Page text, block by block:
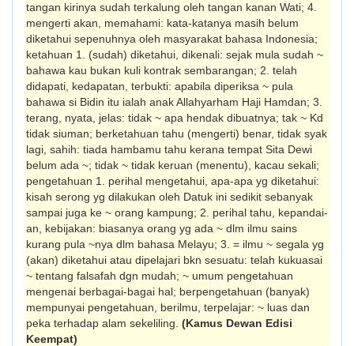
tangan kirinya sudah terkalung oleh tangan kanan Wati; 4.
mengerti akan, memahami: kata-katanya masih belum
diketahui se­penuh­nya oleh masyarakat bahasa Indonesia;
ketahuan 1. (sudah) diketahui, dikenali: sejak mula sudah ~
bahawa kau bukan kuli kontrak sembarangan; 2. telah
didapati, kedapatan, terbukti: apabila diperiksa ~ pula
bahawa si Bidin itu ialah anak Allahyarham Haji Hamdan; 3.
terang, nyata, jelas: tidak ~ apa hendak dibuatnya; tak ~ Kd
tidak siuman; berketahuan tahu (mengerti) benar, tidak syak
lagi, sahih: tiada hambamu tahu kerana tempat Sita Dewi
belum ada ~; tidak ~ tidak keruan (menentu), kacau sekali;
pengetahuan 1. perihal mengetahui, apa-apa yg diketahui:
kisah serong yg dilakukan oleh Datuk ini sedikit sebanyak
sampai juga ke ~ orang kampung; 2. perihal tahu, kepan­dai­
an, kebijakan: biasanya orang yg ada ~ dlm ilmu sains
kurang pula ~nya dlm bahasa Melayu; 3. = ilmu ~ segala yg
(akan) dike­tahui atau dipelajari bkn sesuatu: telah kukuasai
~ tentang falsafah dgn mudah; ~ umum pengetahuan
mengenai berbagai-bagai hal; berpengetahuan (banyak)
mempunyai pe­ngetahuan, berilmu, terpelajar: ~ luas dan
peka terhadap alam sekeliling. (Kamus Dewan Edisi
Keempat)